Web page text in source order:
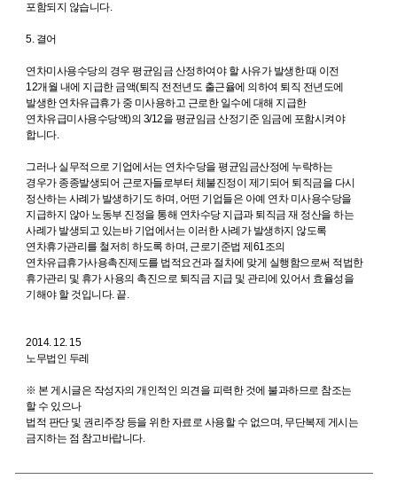
포함되지 않습니다.
5. 결어
연차미사용수당의 경우 평균임금 산정하여야 할 사유가 발생한 때 이전
12개월 내에 지급한 금액(퇴직 전전년도 출근율에 의하여 퇴직 전년도에
발생한 연차유급휴가 중 미사용하고 근로한 일수에 대해 지급한
연차유급미사용수당액)의 3/12을 평균임금 산정기준 임금에 포함시켜야
합니다.
그러나 실무적으로 기업에서는 연차수당을 평균임금산정에 누락하는
경우가 종종발생되어 근로자들로부터 체불진정이 제기되어 퇴직금을 다시
정산하는 사례가 발생하기도 하며, 어떤 기업들은 아예 연차 미사용수당을
지급하지 않아 노동부 진정을 통해 연차수당 지급과 퇴직금 재 정산을 하는
사례가 발생되고 있는바 기업에서는 이러한 사례가 발생하지 않도록
연차휴가관리를 철저히 하도록 하며, 근로기준법 제61조의
연차유급휴가사용촉진제도를 법적요건과 절차에 맞게 실행함으로써 적법한
휴가관리 및 휴가 사용의 촉진으로 퇴직금 지급 및 관리에 있어서 효율성을
기해야 할 것입니다. 끝.
2014. 12. 15
노무법인 두레
※ 본 게시글은 작성자의 개인적인 의견을 피력한 것에 불과하므로 참조는
할 수 있으나
법적 판단 및 권리주장 등을 위한 자료로 사용할 수 없으며, 무단복제 게시는
금지하는 점 참고바랍니다.